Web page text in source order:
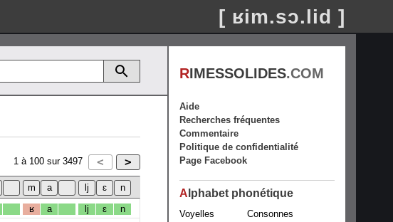
[ ʁim.sɔ.lid ]
1 à 100 sur 3497
ʁ a lj ɛ n
RIMESSOLIDES.COM
Aide
Recherches fréquentes
Commentaire
Politique de confidentialité
Page Facebook
A lphabet phonétique
Voyelles
Consonnes